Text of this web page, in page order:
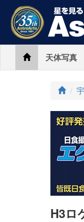
Home天体写真
ト
プ
H3ロ